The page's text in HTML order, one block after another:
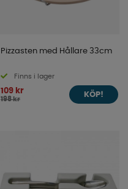
Pizzasten med Hållare 33cm
Finns i lager
109 kr
198 kr
KÖP!